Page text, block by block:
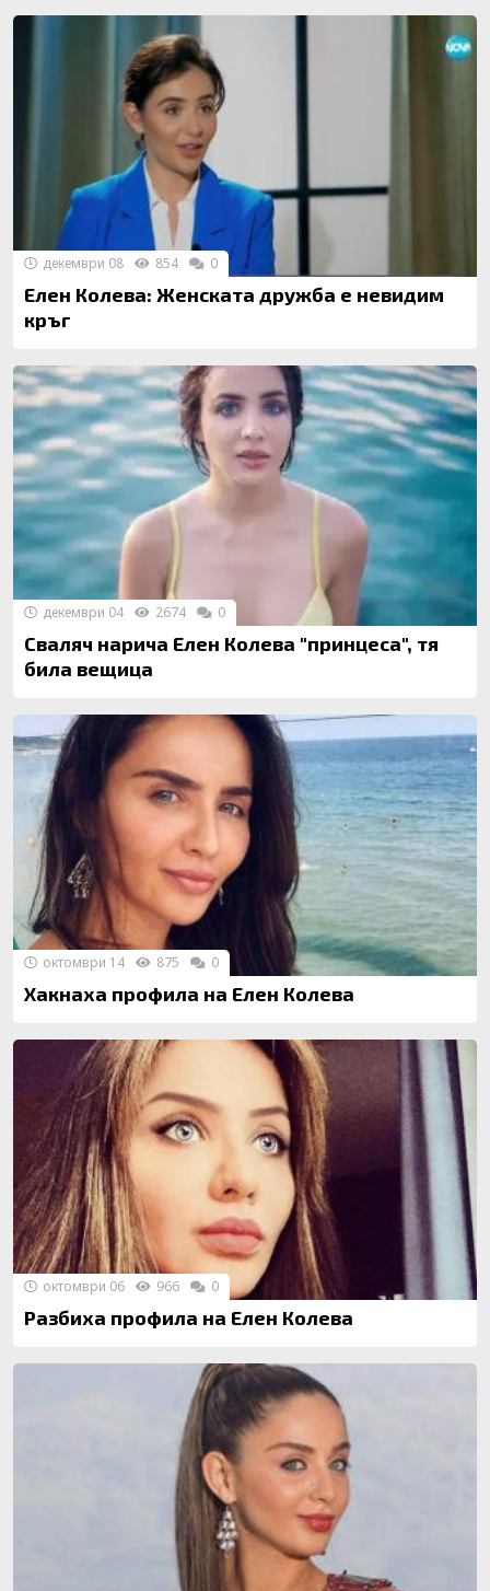
Елен Колева: Женската дружба е невидим
кръг
декември 08 854 0
Сваляч нарича Елен Колева "принцеса", тя
била вещица
декември 04 2674 0
Хакнаха профила на Елен Колева
октомври 14 875 0
Разбиха профила на Елен Колева
октомври 06 966 0